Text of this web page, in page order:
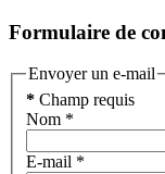
Formulaire de
Envoyer un e-mail
* Champ requis
Nom *
E-mail *